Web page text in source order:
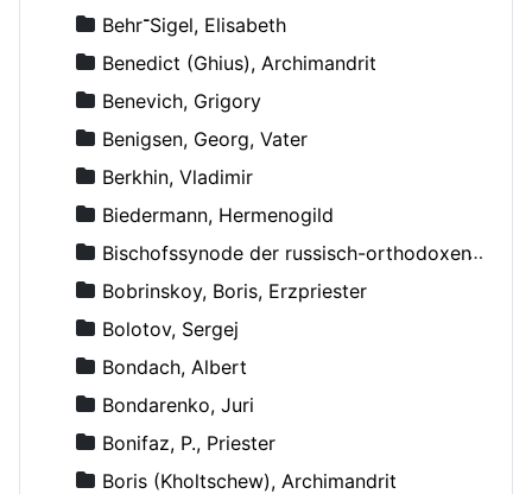
Behr־Sigel, Elisabeth
Benedict (Ghius), Archimandrit
Benevich, Grigory
Benigsen, Georg, Vater
Berkhin, Vladimir
Biedermann, Hermenogild
Bischofssynode der russisch-orthodoxen Kirche
Bobrinskoy, Boris, Erzpriester
Bolotov, Sergej
Bondach, Albert
Bondarenko, Juri
Bonifaz, P., Priester
Boris (Kholtschew), Archimandrit